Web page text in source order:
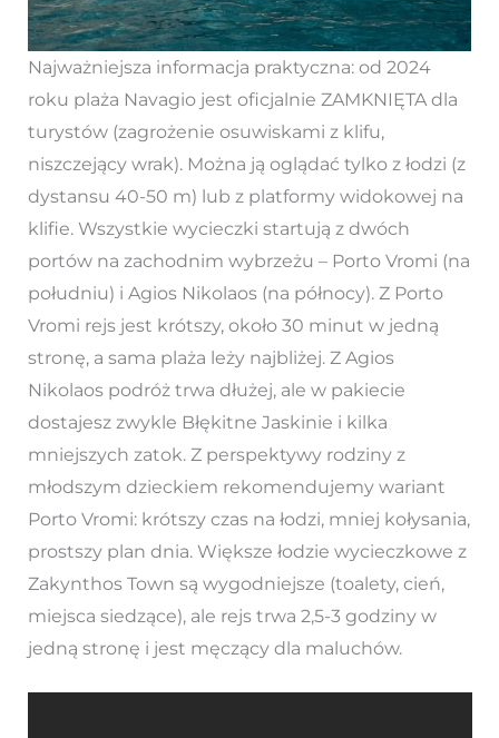
Najważniejsza informacja praktyczna: od 2024
roku plaża Navagio jest oficjalnie ZAMKNIĘTA dla
turystów (zagrożenie osuwiskami z klifu,
niszczejący wrak). Można ją oglądać tylko z łodzi (z
dystansu 40-50 m) lub z platformy widokowej na
klifie. Wszystkie wycieczki startują z dwóch
portów na zachodnim wybrzeżu – Porto Vromi (na
południu) i Agios Nikolaos (na północy). Z Porto
Vromi rejs jest krótszy, około 30 minut w jedną
stronę, a sama plaża leży najbliżej. Z Agios
Nikolaos podróż trwa dłużej, ale w pakiecie
dostajesz zwykle Błękitne Jaskinie i kilka
mniejszych zatok. Z perspektywy rodziny z
młodszym dzieckiem rekomendujemy wariant
Porto Vromi: krótszy czas na łodzi, mniej kołysania,
prostszy plan dnia. Większe łodzie wycieczkowe z
Zakynthos Town są wygodniejsze (toalety, cień,
miejsca siedzące), ale rejs trwa 2,5-3 godziny w
jedną stronę i jest męczący dla maluchów.